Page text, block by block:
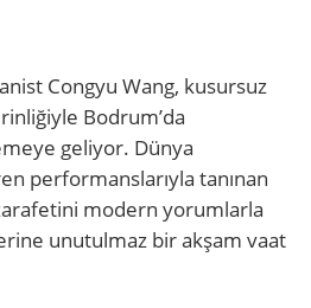
Congyu Wang, kusursuz
Bodrum’da
geliyor. Dünya
performanslarıyla tanınan
modern yorumlarla
unutulmaz bir akşam vaat